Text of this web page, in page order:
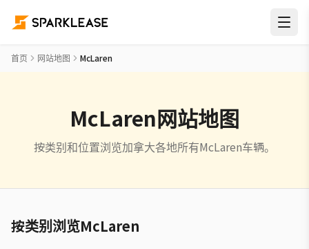
首页 网站地图 McLaren
McLaren网站地图
按类别和位置浏览加拿大各地所有McLaren车辆。
按类别浏览McLaren